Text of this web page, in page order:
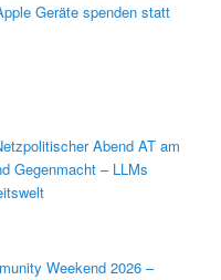
Geräte spenden statt
Abend AT am
Gegenmacht – LLMs
Weekend 2026 –